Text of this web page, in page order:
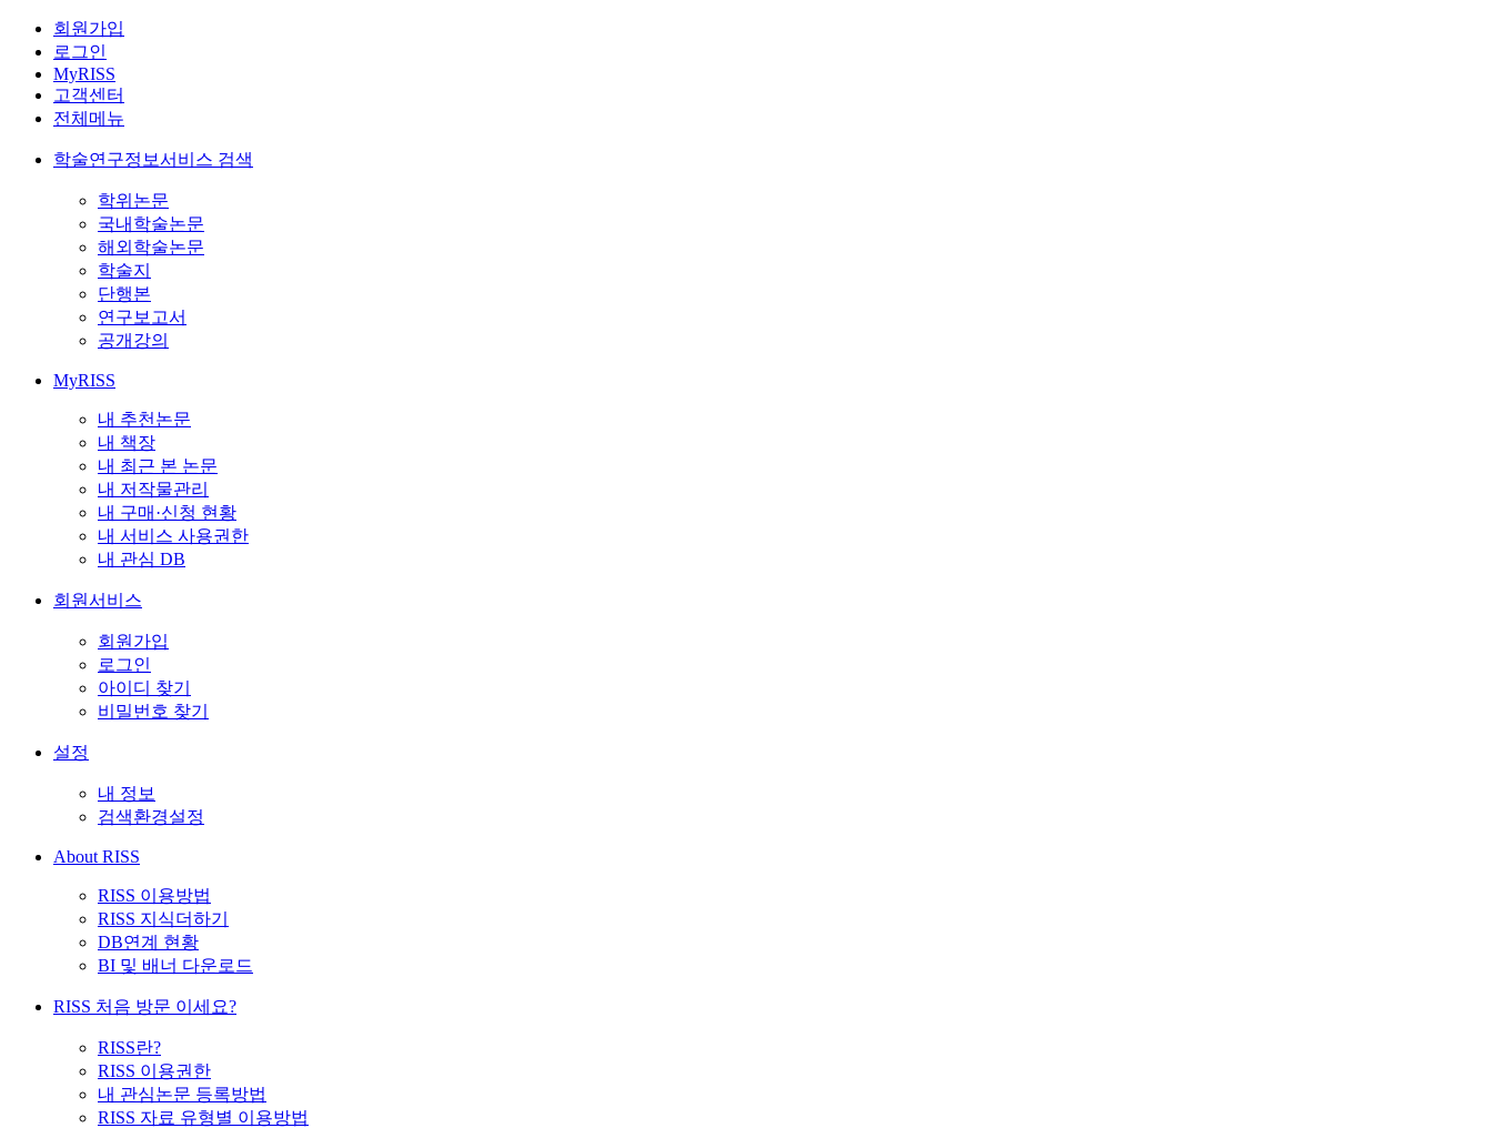
회원가입
로그인
MyRISS
고객센터
전체메뉴
학술연구정보서비스 검색
학위논문
국내학술논문
해외학술논문
학술지
단행본
연구보고서
공개강의
MyRISS
내 추천논문
내 책장
내 최근 본 논문
내 저작물관리
내 구매·신청 현황
내 서비스 사용권한
내 관심 DB
회원서비스
회원가입
로그인
아이디 찾기
비밀번호 찾기
설정
내 정보
검색환경설정
About RISS
RISS 이용방법
RISS 지식더하기
DB연계 현황
BI 및 배너 다운로드
RISS 처음 방문 이세요?
RISS란?
RISS 이용권한
내 관심논문 등록방법
RISS 자료 유형별 이용방법